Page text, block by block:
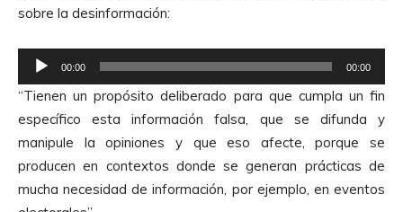
sobre la desinformación:
e
r
o
d
u
00:00 00:00
“Tienen un propósito deliberado para que cumpla un fin
específico esta información falsa, que se difunda y
manipule la opiniones y que eso afecte, porque se
producen en contextos donde se generan prácticas de
mucha necesidad de información, por ejemplo, en eventos